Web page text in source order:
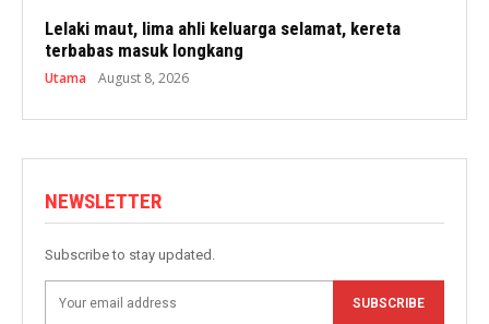
Lelaki maut, lima ahli keluarga selamat, kereta
terbabas masuk longkang
Utama August 8, 2026
NEWSLETTER
Subscribe to stay updated.
SUBSCRIBE